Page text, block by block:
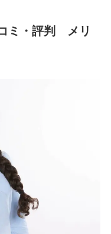
ミ・評判 メリ